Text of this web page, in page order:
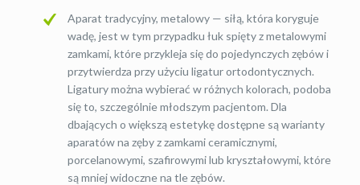
Aparat tradycyjny, metalowy — siłą, która koryguje
wadę, jest w tym przypadku łuk spięty z metalowymi
zamkami, które przykleja się do pojedynczych zębów i
przytwierdza przy użyciu ligatur ortodontycznych.
Ligatury można wybierać w różnych kolorach, podoba
się to, szczególnie młodszym pacjentom. Dla
dbających o większą estetykę dostępne są warianty
aparatów na zęby z zamkami ceramicznymi,
porcelanowymi, szafirowymi lub kryształowymi, które
są mniej widoczne na tle zębów.